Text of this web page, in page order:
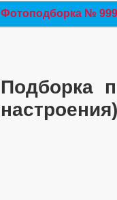
Фотоподборка №
Подборка